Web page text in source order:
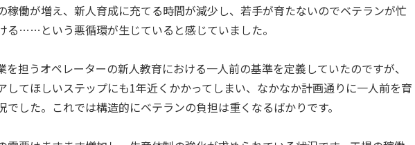
稼働が増え、新人育成に充てる時間が減少し、若手が育たないのでベテランが忙
る……という悪循環が生じていると感じていました。
を担うオペレーターの新人教育における一人前の基準を定義していたのですが、
してほしいステップにも1年近くかかってしまい、なかなか計画通りに一人前を育
でした。これでは構造的にベテランの負担は重くなるばかりです。